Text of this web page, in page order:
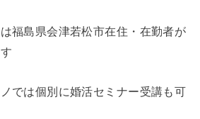
福島県会津若松市在住・在勤者が
では個別に婚活セミナー受講も可